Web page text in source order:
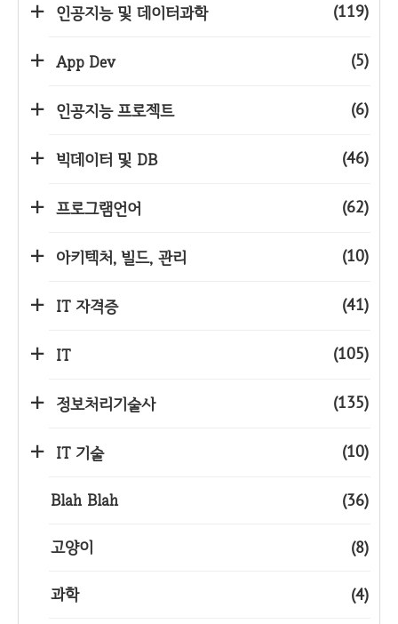
인공지능 및 데이터과학 (119)
App Dev (5)
인공지능 프로젝트 (6)
빅데이터 및 DB (46)
프로그램언어 (62)
아키텍처, 빌드, 관리 (10)
IT 자격증 (41)
IT (105)
정보처리기술사 (135)
IT 기술 (10)
Blah Blah (36)
고양이 (8)
과학 (4)